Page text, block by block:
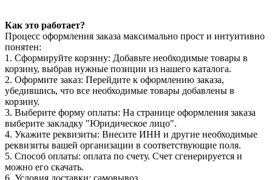
Как это работает?
Процесс оформления заказа максимально прост и интуитивно
понятен:
1. Сформируйте корзину: Добавьте необходимые товары в
корзину, выбрав нужные позиции из нашего каталога.
2. Оформите заказ: Перейдите к оформлению заказа,
убедившись, что все необходимые товары добавлены в
корзину.
3. Выберите форму оплаты: На странице оформления заказа
выберите закладку "Юридическое лицо".
4. Укажите реквизиты: Внесите ИНН и другие необходимые
реквизиты вашей организации в соответствующие поля.
5. Способ оплаты: оплата по счету. Счет сгенерируется и
можно его скачать.